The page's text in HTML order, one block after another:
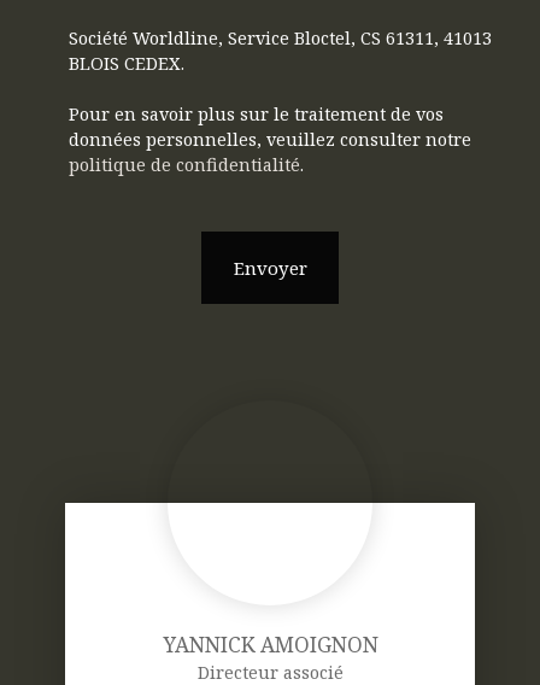
Société Worldline, Service Bloctel, CS 61311, 41013
BLOIS CEDEX.
Pour en savoir plus sur le traitement de vos
données personnelles, veuillez consulter notre
politique de confidentialité.
Envoyer
YANNICK AMOIGNON
Directeur associé